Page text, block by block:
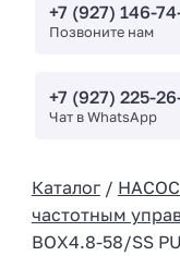
+7 (927) 146-
Позвоните нам
+7 (927) 225-
Чат в WhatsApp
Каталог/
частотным
BOX4.8-58/SS